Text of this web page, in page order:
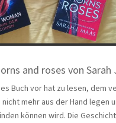
and roses von Sarah
Buch vor hat zu lesen, dem
mehr aus der Hand legen
können wird. Die